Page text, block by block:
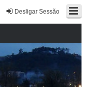
Desligar Sessão